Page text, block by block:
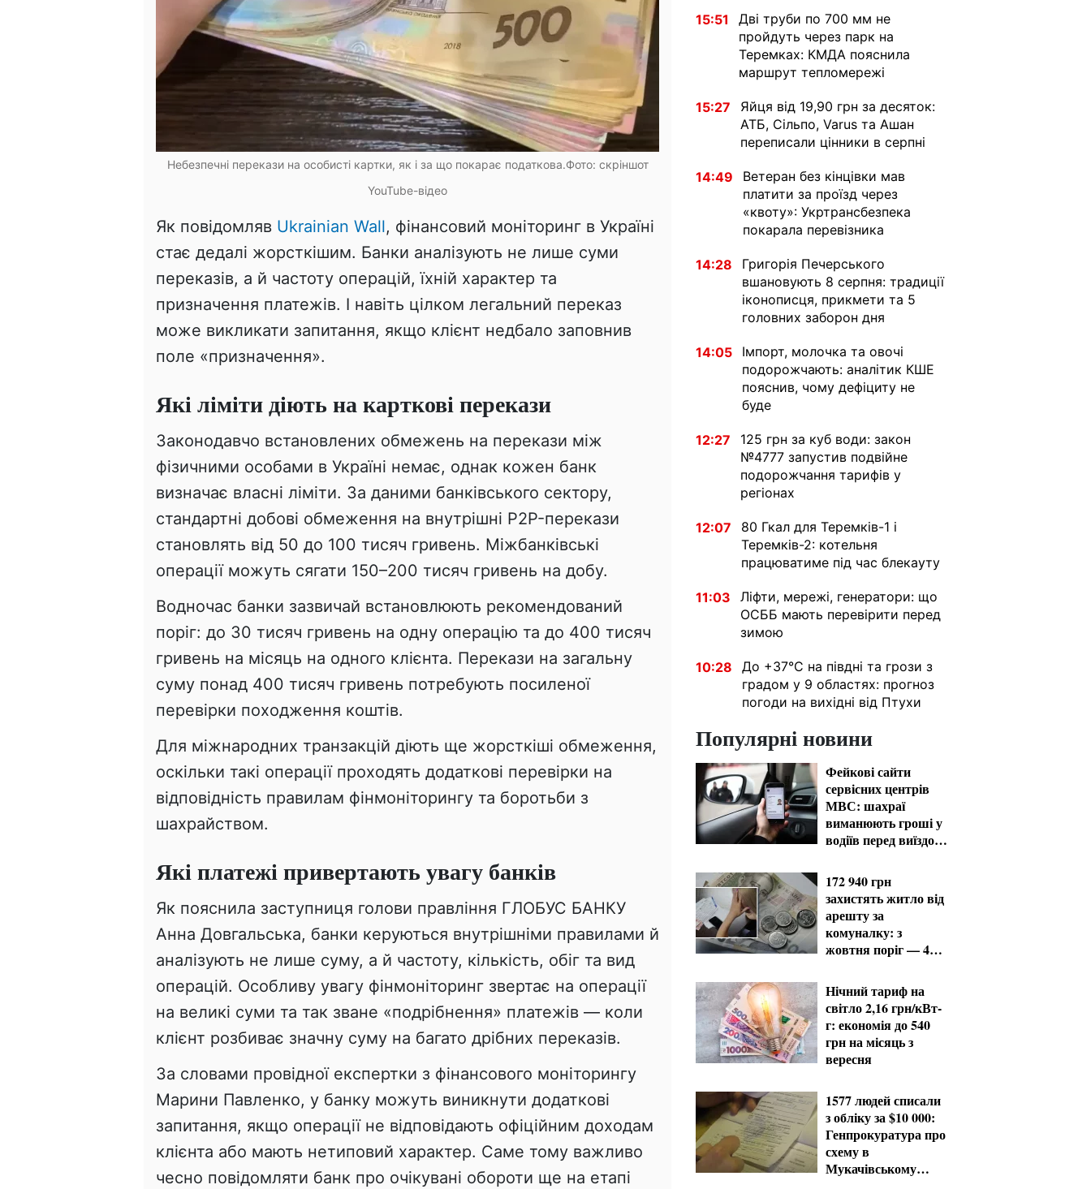
Небезпечні перекази на особисті картки, як і за що покарає податкова.Фото: скріншот
YouTube-відео
Як повідомляв Ukrainian Wall, фінансовий моніторинг в Україні
стає дедалі жорсткішим. Банки аналізують не лише суми
переказів, а й частоту операцій, їхній характер та
призначення платежів. І навіть цілком легальний переказ
може викликати запитання, якщо клієнт недбало заповнив
поле «призначення».
Які ліміти діють на карткові перекази
Законодавчо встановлених обмежень на перекази між
фізичними особами в Україні немає, однак кожен банк
визначає власні ліміти. За даними банківського сектору,
стандартні добові обмеження на внутрішні P2P-перекази
становлять від 50 до 100 тисяч гривень. Міжбанківські
операції можуть сягати 150–200 тисяч гривень на добу.
Водночас банки зазвичай встановлюють рекомендований
поріг: до 30 тисяч гривень на одну операцію та до 400 тисяч
гривень на місяць на одного клієнта. Перекази на загальну
суму понад 400 тисяч гривень потребують посиленої
перевірки походження коштів.
Для міжнародних транзакцій діють ще жорсткіші обмеження,
оскільки такі операції проходять додаткові перевірки на
відповідність правилам фінмоніторингу та боротьби з
шахрайством.
Які платежі привертають увагу банків
Як пояснила заступниця голови правління ГЛОБУС БАНКУ
Анна Довгальська, банки керуються внутрішніми правилами й
аналізують не лише суму, а й частоту, кількість, обіг та вид
операцій. Особливу увагу фінмоніторинг звертає на операції
на великі суми та так зване «подрібнення» платежів — коли
клієнт розбиває значну суму на багато дрібних переказів.
За словами провідної експертки з фінансового моніторингу
Марини Павленко, у банку можуть виникнути додаткові
запитання, якщо операції не відповідають офіційним доходам
клієнта або мають нетиповий характер. Саме тому важливо
чесно повідомляти банк про очікувані обороти ще на етапі
15:51
Дві труби по 700 мм не
пройдуть через парк на
Теремках: КМДА пояснила
маршрут тепломережі
15:27
Яйця від 19,90 грн за десяток:
АТБ, Сільпо, Varus та Ашан
переписали цінники в серпні
14:49
Ветеран без кінцівки мав
платити за проїзд через
«квоту»: Укртрансбезпека
покарала перевізника
14:28
Григорія Печерського
вшановують 8 серпня: традиції
іконописця, прикмети та 5
головних заборон дня
14:05
Імпорт, молочка та овочі
подорожчають: аналітик КШЕ
пояснив, чому дефіциту не
буде
12:27
125 грн за куб води: закон
№4777 запустив подвійне
подорожчання тарифів у
регіонах
12:07
80 Гкал для Теремків-1 і
Теремків-2: котельня
працюватиме під час блекауту
11:03
Ліфти, мережі, генератори: що
ОСББ мають перевірити перед
зимою
10:28
До +37°C на півдні та грози з
градом у 9 областях: прогноз
погоди на вихідні від Птухи
Популярні новини
Фейкові сайти
сервісних центрів
МВС: шахраї
виманюють гроші у
водіїв перед виїздом
172 940 грн
захистять житло від
арешту за
комуналку: з
жовтня поріг — 432
Нічний тариф на
світло 2,16 грн/кВт-
г: економія до 540
грн на місяць з
вересня
1577 людей списали
з обліку за $10 000:
Генпрокуратура про
схему в
Мукачівському